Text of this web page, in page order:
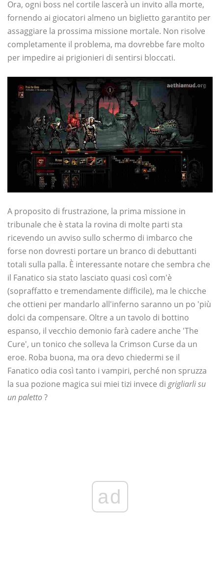
Ora, ogni boss nel cortile lascerà un invito alla morte,
fornendo ai giocatori almeno un biglietto garantito per
assaggiare la prossima missione mortale. Non risolve
completamente il problema, ma dovrebbe fare molto
per impedire ai prigionieri di sentirsi bloccati.
A proposito di frustrazione, la prima missione in
tribunale che è stata la rovina di molte parti sta
ricevendo un avviso sullo schermo di imbarco che
forse non dovresti portare un branco di debuttanti
totali sulla palla. È interessante notare che sembra che
il Fanatico sia stato lasciato quasi così com'è
(sopraffatto e tremendamente difficile), ma le chicche
che ottieni per mandarlo all'inferno saranno un po 'più
dolci da compensare. Oltre a un tavolo di bottino
espanso, il vecchio demonio farà cadere anche 'The
Cure', un tonico che solleva la Crimson Curse da un
eroe. Roba buona, ma ora devo chiedermi se il
Fanatico odia così tanto i vampiri, perché non spruzza
la sua pozione magica sui miei tizi invece di grigliarli su
un paletto?
ad